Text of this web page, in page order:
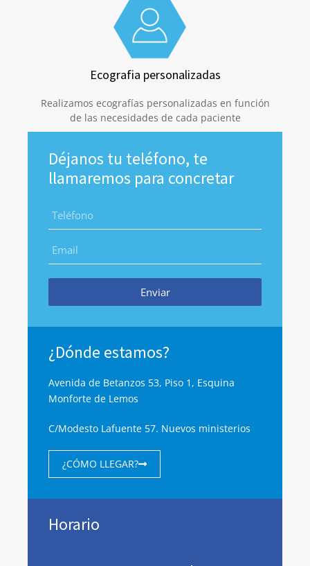
Ecografia personalizadas
Realizamos ecografías personalizadas en función
de las necesidades de cada paciente
Déjanos tu teléfono, te
llamaremos para concretar
Enviar
¿Dónde estamos?
Avenida de Betanzos 53, Piso 1, Esquina
Monforte de Lemos
C/Modesto Lafuente 57. Nuevos ministerios
¿CÓMO LLEGAR?
Horario